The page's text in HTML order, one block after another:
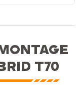
T70